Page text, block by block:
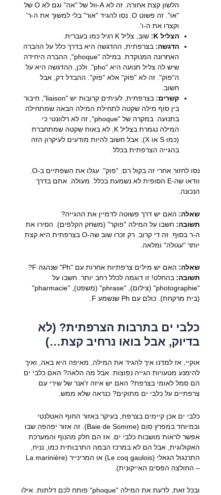
הלשון קצת אחורה. זה לא A-וול של "אה" וגם לא O של
"אוּ". זה פשוט O. נסו להגיד "אור" בלי למשוך את ה-ר'
וקצרו את ה-ו'.
הצליל K:
שוב, צליל K רגיל כמו בעברית.
הדגשה: בצרפתית, ההדגשה היא בדרך כלל על ההברה
האחרונה המנוקדת. במילה "phoque", ההברה היחידה
שיש לה צליל תנועה היא "pho". ולכן, ההדגשה היא על
ה"פוֹק". זה לא "פוֹק" אלא "פוֹק". ההבדל דק, אבל
חשוב.
קשרים:
בצרפתית, לעיתים קרובות יש "liaison", חיבור
בין סוף מילה שקטה לתחילת המילה הבאה שמתחילה
בתנועה. במקרה של "phoque", זה לא רלוונטי כי
המילה נגמרת בצליל K, לא באות שקטה שמתחברת
(כמו S או X). אבל חשוב להיות מודעים לעיקרון הזה
בהגייה הצרפתית בכלל.
נסו לחזור אחרי זה בקול רם: "פוֹק". עגלו את השפתיים ב-O.
וודאו שה-E הסופית לא נשמעת בכלל. מעולה. אתם בדרך
הנכונה.
שאלה: האם יש דרך פשוטה לדמיין את ההגייה?
תשובה: חשבו על המילה "פוקר" (משחק הקלפים). הסירו את
ה-ר בסוף. זה די קרוב. רק זכרו שוב שה-O בצרפתית היא קצת
יותר "עגולה" ומלאה.
שאלה: האם יש מילים צרפתיות אחרות עם "Ph" שנהגה F?
תשובה: בהחלט! זו דוגמה לכלל רחב יותר. חשבו על
"photographie" (צילום), "phrase" (משפט), "pharmacie"
(בית מרקחת). כולם עם Ph שנשמע F.
כלבי ים בתרבות הצרפתית? (לא
בדיוק, אבל בואו נרחיב קצת…)
אוקיי, אז למדנו איך להגיד את המילה, מאיפה היא באה, ואיך
להימנע מטעויות הגייה נפוצות. אבל מה הלאה? האם כלבי ים
הם סמל לאומי בצרפת? האם יש איזה ז'אנר של שירי עם
צרפתיים על כלבי ים מתוקים? כנראה שלא ממש.
כלבי ים אכן קיימים בצרפת, בעיקר באזור החוף האטלנטי
ובמיוחד במפרץ סום (Baie de Somme). זה אזור יפהפה שבו
אפשר לראות מושבות כלבי ים. אז הם חלק מהנוף והמערכת
האקולוגית, אבל הם לא במרכז הבמה התרבותית כמו, נניח,
התרנגול הגאלי (Le coq gaulois) או המרינייר (La marinière
– החולצה הפסים האייקונית).
ובכל זאת, לדעת את המילה "phoque" פותח לכם דלתות. אילו